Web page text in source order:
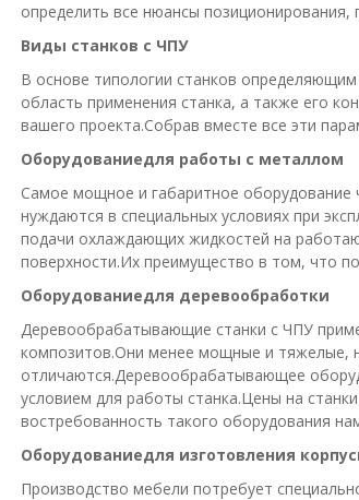
определить все нюансы
Виды станков с ЧПУ
В основе типологии станков
область применения станка, а также его
вашего проекта.Собрав вместе все эти
Оборудованиедля работы с металлом
Самое мощное и габаритное
нуждаются в специальных условиях при
подачи охлаждающих жидкостей на
поверхности.Их преимущество в том, что
Оборудованиедля деревообработки
Деревообрабатывающие станки с ЧПУ
композитов.Они менее мощные и тяжелые,
отличаются.Деревообрабатывающее
условием для работы станка.Цены на
востребованность такого оборудования
Оборудованиедля изготовления
Производство мебели потребует